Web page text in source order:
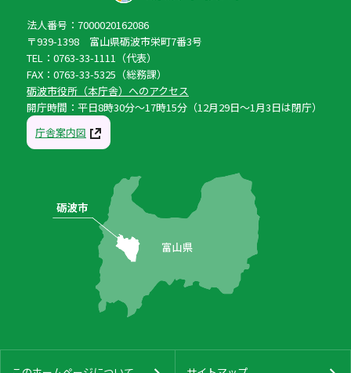
法人番号：7000020162086
〒939-1398 富山県砺波市栄町7番3号
TEL：0763-33-1111（代表）
FAX：0763-33-5325（総務課）
砺波市役所（本庁舎）へのアクセス
開庁時間：平日8時30分〜17時15分（12月29日〜1月3日は閉庁）
庁舎案内図